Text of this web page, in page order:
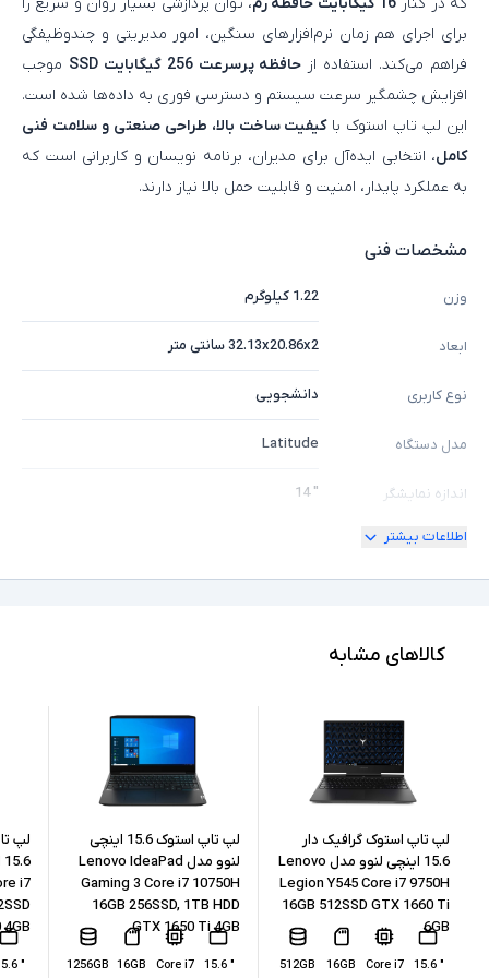
برای اجرای هم‌ زمان نرم‌افزارهای سنگین، امور مدیریتی و چندوظیفگی
فراهم می‌کند. استفاده از حافظه پرسرعت 256 گیگابایت SSD
موجب
افزایش چشمگیر سرعت سیستم و دسترسی فوری به داده‌ها شده است.
این لپ‌ تاپ استوک باکیفیت ساخت بالا، طراحی صنعتی و سلامت فنی
کامل، انتخابی ایده‌آل برای مدیران، برنامه‌ نویسان و کاربرانی است که
به عملکرد پایدار، امنیت و قابلیت حمل بالا نیاز دارند.
مشخصات فنی
وزن 1.22 کیلوگرم
ابعاد 32.13x20.86x2 سانتی متر
نوع کاربری دانشجویی
مدل دستگاه Latitude
اندازه نمایشگر " 14
امکان چرخش
نسل پردازنده
16GB
حافظه داخلی 256GB
نوع حافظه داخلی SSD
پردازنده گرافیکی Intel Iris Xe Graphics
اطلاعات بیشتر
کالاهای مشابه
لپ تاپ استوک گرافیک دار
15.6 اینچی لنوو مدل Lenovo
Legion Y545 Core i7 9750H
16GB 512SSD GTX 1660 Ti
6GB
" 15.6
Core i7
16GB
512GB
لپ تاپ استوک 15.6 اینچی
لنوو مدل Lenovo IdeaPad
Gaming 3 Core i7 10750H
16GB 256SSD, 1TB HDD
GTX 1650 Ti 4GB
" 15.6
Core i7
16GB
1256GB
لپ
i7
" 15.6